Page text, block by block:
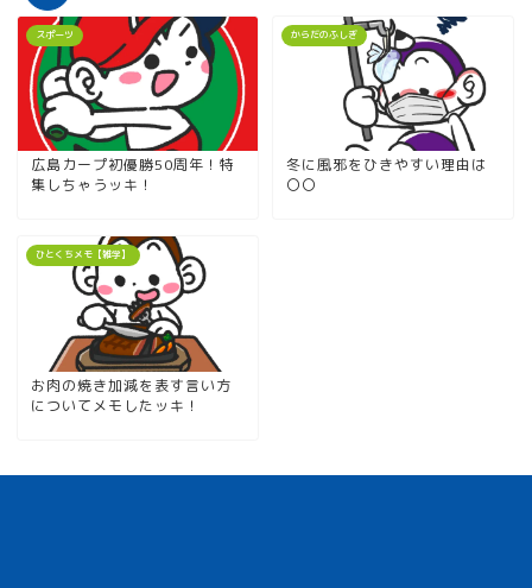
スポーツ
広島カープ初優勝50周年！特
集しちゃうッキ！
からだのふしぎ
冬に風邪をひきやすい理由は
〇〇
ひとくちメモ【雑学】
お肉の焼き加減を表す言い方
についてメモしたッキ！